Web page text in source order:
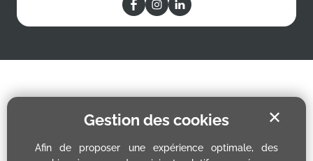
Gestion des cookies
Afin de proposer une expérience optimale, des
✕